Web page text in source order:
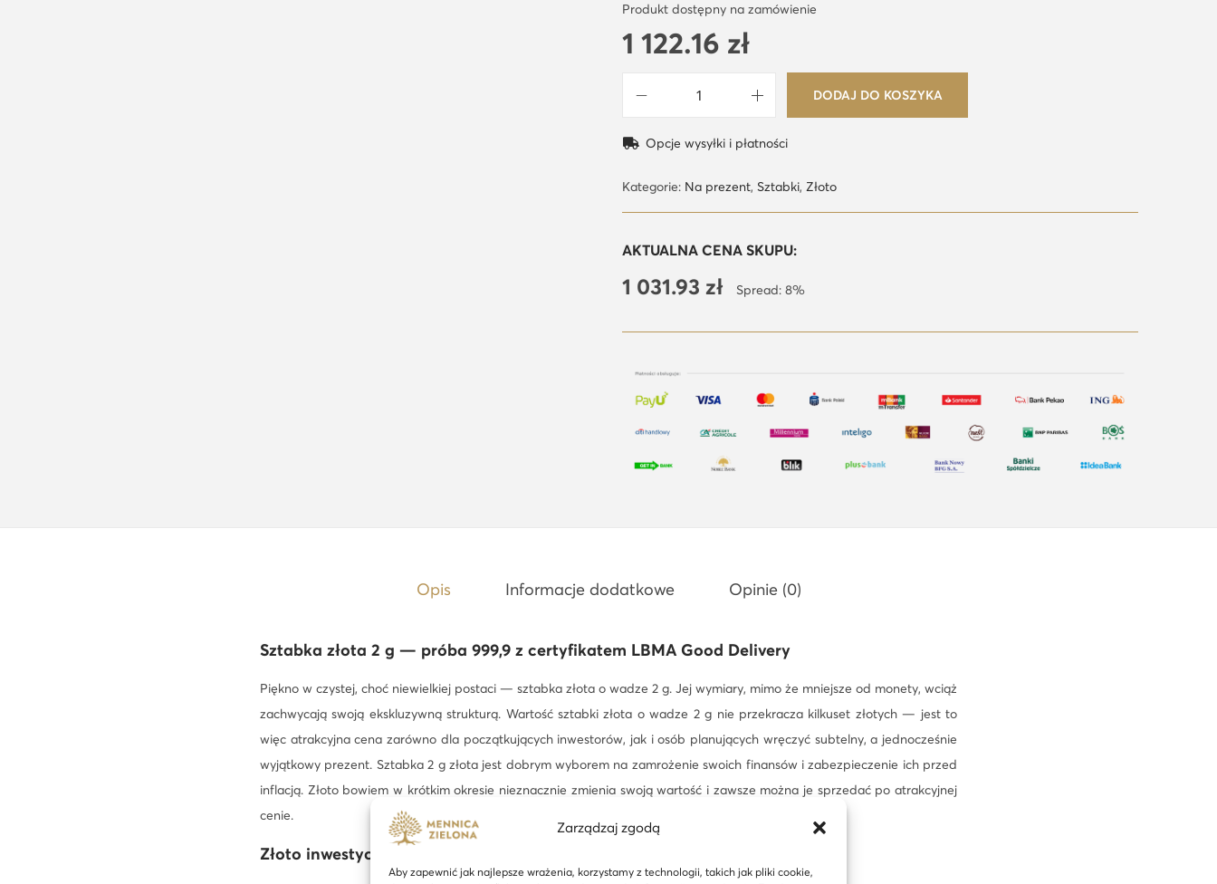
Zarządzaj zgodą
Aby zapewnić jak najlepsze wrażenia, korzystamy z technologii, takich jak pliki cookie,
Produkt dostępny na zamówienie
1 122.16 zł
ś
g
z
o
z
DODAJ DO KOSZYKA
Opcje wysyłki i płatności
Kategorie: Na prezent, Sztabki, Złoto
AKTUALNA CENA SKUPU:
1 031.93 zł Spread: 8%
Opis Informacje dodatkowe Opinie (0)
Sztabka złota 2 g — próba 999,9 z certyfikatem LBMA Good Delivery
Piękno w czystej, choć niewielkiej postaci — sztabka złota o wadze 2 g. Jej wymiary, mimo że mniejsze od monety, wciąż
zachwycają swoją ekskluzywną strukturą. Wartość sztabki złota o wadze 2 g nie przekracza kilkuset złotych — jest to
więc atrakcyjna cena zarówno dla początkujących inwestorów, jak i osób planujących wręczyć subtelny, a jednocześnie
wyjątkowy prezent. Sztabka 2 g złota jest dobrym wyborem na zamrożenie swoich finansów i zabezpieczenie ich przed
inflacją. Złoto bowiem w krótkim okresie nieznacznie zmienia swoją wartość i zawsze można je sprzedać po atrakcyjnej
cenie.
Złoto inwestycyjne jako prezent, czyli 2 g na przyszłość!